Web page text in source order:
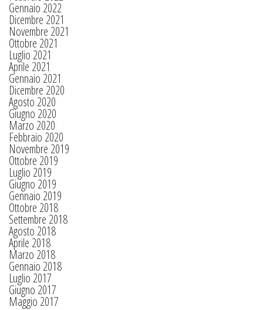
Gennaio 2022
Dicembre 2021
Novembre 2021
Ottobre 2021
Luglio 2021
Aprile 2021
Gennaio 2021
Dicembre 2020
Agosto 2020
Giugno 2020
Marzo 2020
Febbraio 2020
Novembre 2019
Ottobre 2019
Luglio 2019
Giugno 2019
Gennaio 2019
Ottobre 2018
Settembre 2018
Agosto 2018
Aprile 2018
Marzo 2018
Gennaio 2018
Luglio 2017
Giugno 2017
Maggio 2017